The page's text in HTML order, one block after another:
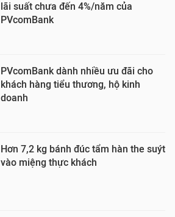
lãi suất chưa đến 4%/năm của
PVcomBank
PVcomBank dành nhiều ưu đãi cho
khách hàng tiểu thương, hộ kinh
doanh
Hơn 7,2 kg bánh đúc tẩm hàn the suýt
vào miệng thực khách